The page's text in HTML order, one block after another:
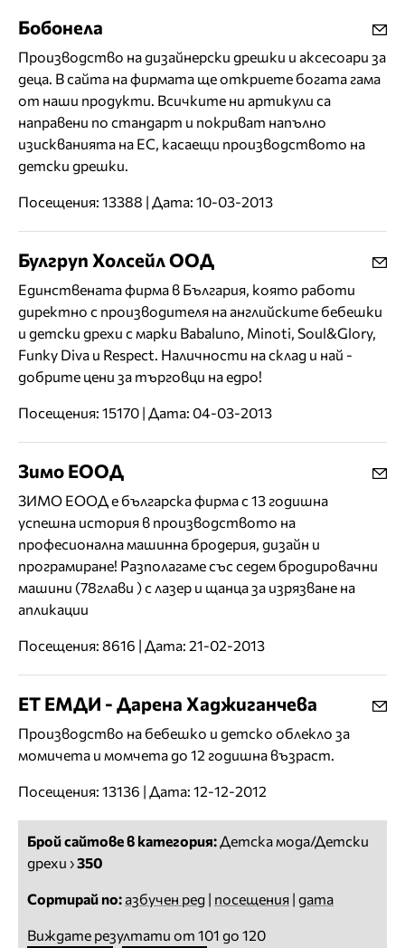
Бобонела
Производство на дизайнерски дрешки и аксесоари за
деца. В сайта на фирмата ще откриете богата гама
от наши продукти. Всичките ни артикули са
направени по стандарт и покриват напълно
изискванията на ЕС, касаещи производството на
детски дрешки.
Посещения: 13388 | Дата: 10-03-2013
Булгруп Холсейл ООД
Единствената фирма в България, която работи
директно с производителя на английските бебешки
и детски дрехи с марки Babaluno, Minoti, Soul&Glory,
Funky Diva и Respect. Наличности на склад и най -
добрите цени за търговци на едро!
Посещения: 15170 | Дата: 04-03-2013
Зимо ЕООД
ЗИМО ЕООД е българска фирма с 13 годишна
успешна история в производството на
професионална машинна бродерия, дизайн и
програмиране! Разполагаме със седем бродировачни
машини (78глави ) с лазер и щанца за изрязване на
апликации
Посещения: 8616 | Дата: 21-02-2013
ЕТ ЕМДИ - Дарена Хаджиганчева
Производство на бебешко и детско облекло за
момичета и момчета до 12 годишна възраст.
Посещения: 13136 | Дата: 12-12-2012
Брой сайтове в категория:Детска мода/Детски
дрехи ›350
Сортирай по: азбучен ред | посещения | дата
Виждате резултати от 101 до 120